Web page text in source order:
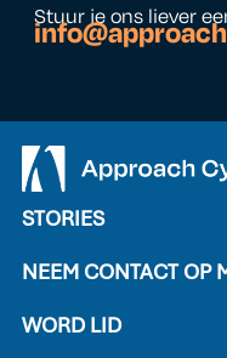
Stuur je ons liever
STORIES
NEEM CONTACT OP
WORD LID